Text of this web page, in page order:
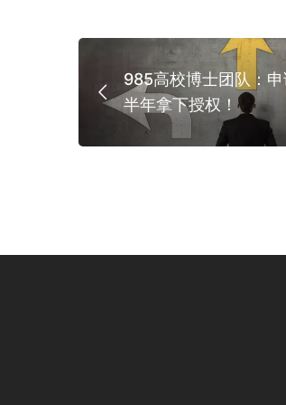
吗？
985高校博士团队：申
半年拿下授权！